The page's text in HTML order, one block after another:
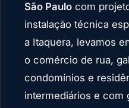
São Paulo com
instalação técnica
a Itaquera, levamos
o comércio de rua,
condomínios e
intermediários e com